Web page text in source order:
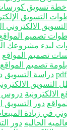
تسويق كورسات
التسويق
الالكتروني
تصميم المواقع
مشروعك
المواقع
تصميم المواقع
دراسة التسويق
الالكتروني
دروس في
دور التسويق
في زيادة المبيعات
الحاليه دور